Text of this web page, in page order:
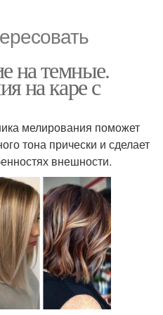
на темные.
на каре с
мелирования поможет
тона прически и сделает
внешности.